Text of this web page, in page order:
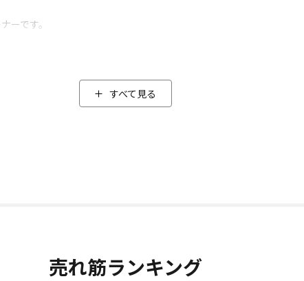
ーです。
まうことがあります。
すべて見る
売れ筋ランキング